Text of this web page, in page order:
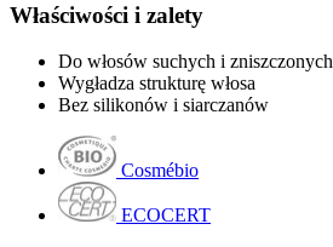
Właściwości i zalety
Do włosów suchych i zniszczonych
Wygładza strukturę włosa
Bez silikonów i siarczanów
Cosmébio
ECOCERT